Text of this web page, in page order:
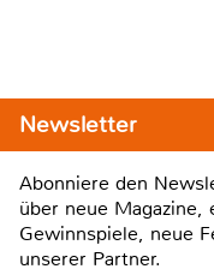
Newsletter
Abonniere den
über neue Magazine,
Gewinnspiele, neue
unserer Partner.